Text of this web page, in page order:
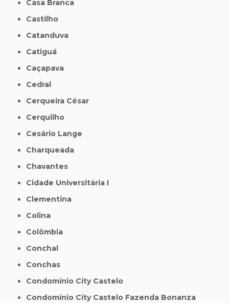
Casa Branca
Castilho
Catanduva
Catiguá
Caçapava
Cedral
Cerqueira César
Cerquilho
Cesário Lange
Charqueada
Chavantes
Cidade Universitária I
Clementina
Colina
Colômbia
Conchal
Conchas
Condomínio City Castelo
Condomínio City Castelo Fazenda Bonanza